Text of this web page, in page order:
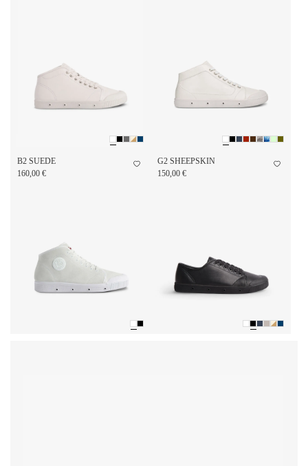
B2 SUEDE
160,00 €
G2 SHEEPSKIN
150,00 €